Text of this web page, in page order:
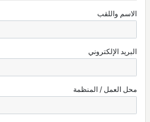
الاسم واللقب
البريد الإلكتروني
محل العمل / المنظمة